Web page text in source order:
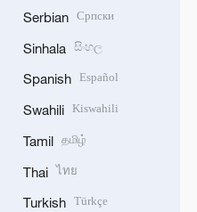
Serbian Српски
Sinhala සිංහල
Spanish Español
Swahili Kiswahili
Tamil தமிழ்
Thai ไทย
Turkish Türkçe